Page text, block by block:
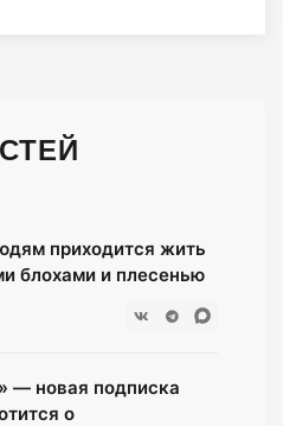
приходится жить
блохами и плесенью
— новая подписка
о